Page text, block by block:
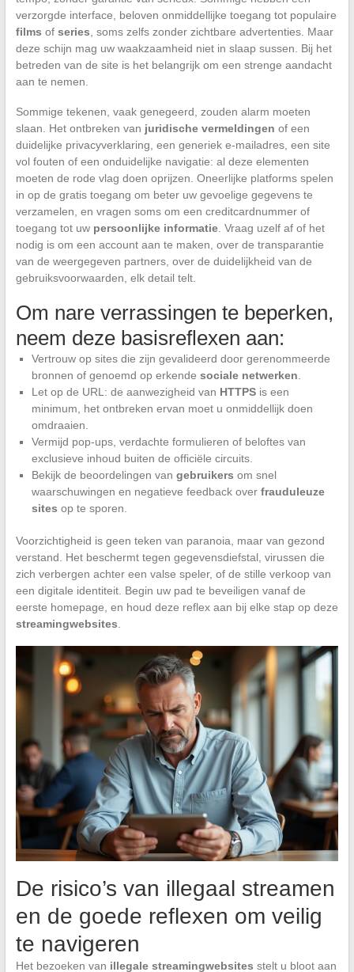
verzorgde interface, beloven onmiddellijke toegang tot populaire
films of series , soms zelfs zonder zichtbare advertenties. Maar
deze schijn mag uw waakzaamheid niet in slaap sussen. Bij het
betreden van de site is het belangrijk om een strenge aandacht
aan te nemen.
Sommige tekenen, vaak genegeerd, zouden alarm moeten
slaan. Het ontbreken van juridische vermeldingen of een
duidelijke privacyverklaring, een generiek e-mailadres, een site
vol fouten of een onduidelijke navigatie: al deze elementen
moeten de rode vlag doen oprijzen. Oneerlijke platforms spelen
in op de gratis toegang om beter uw gevoelige gegevens te
verzamelen, en vragen soms om een creditcardnummer of
toegang tot uw persoonlijke informatie. Vraag uzelf af of het
nodig is om een account aan te maken, over de transparantie
van de weergegeven partners, over de duidelijkheid van de
gebruiksvoorwaarden, elk detail telt.
Om nare verrassingen te beperken,
neem deze basisreflexen aan:
Vertrouw op sites die zijn gevalideerd door gerenommeerde
bronnen of genoemd op erkende sociale netwerken
Let op de URL: de aanwezigheid van HTTPSis een
minimum, het ontbreken ervan moet u onmiddellijk doen
omdraaien.
Vermijd pop-ups, verdachte formulieren of beloftes van
exclusieve inhoud buiten de officiële circuits.
Bekijk de beoordelingen van gebruikers om snel
waarschuwingen en negatieve feedback over frauduleuze
sites op te sporen.
Voorzichtigheid is geen teken van paranoia, maar van gezond
verstand. Het beschermt tegen gegevensdiefstal, virussen die
zich verbergen achter een valse speler, of de stille verkoop van
een digitale identiteit. Begin uw pad te beveiligen vanaf de
eerste homepage, en houd deze reflex aan bij elke stap op deze
streamingwebsites
De risico’s van illegaal streamen
en de goede reflexen om veilig
te navigeren
Het bezoeken van illegale streamingwebsites stelt u bloot aan